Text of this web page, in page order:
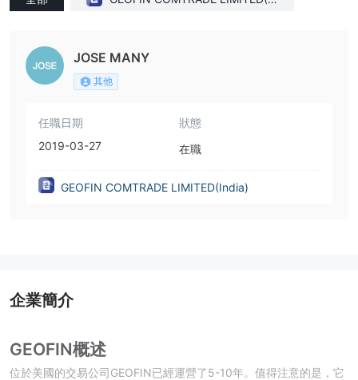
JOSE MANY
其他
任職日期
2019-03-27
狀態
在職
GEOFIN COMTRADE LIMITED(India)
企業簡介
GEOFIN概述
位於美國的交易公司GEOFIN已經運營了5-10年。值得注意的是，它